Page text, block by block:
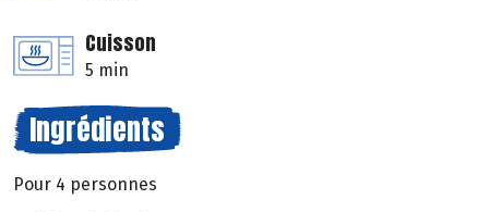
Cuisson
5 min
Ingrédients
Pour 4 personnes